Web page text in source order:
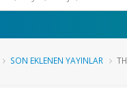
SON EKLENEN YAYINLAR